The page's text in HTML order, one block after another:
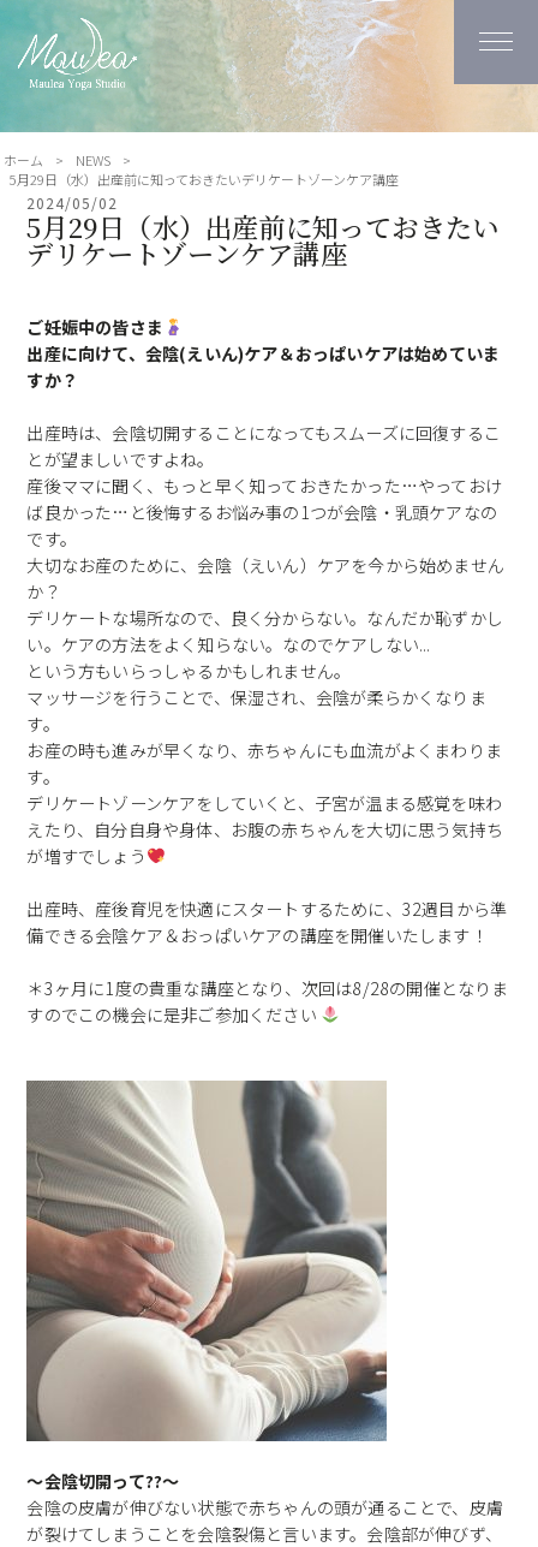
ホーム > NEWS
>
5月29日（水）出産前に知っておきたいデリケートゾーンケア講座
2024/05/02
5月29日（水）出産前に知っておきたい
デリケートゾーンケア講座
ご妊娠中の皆さま
出産に向けて、会陰(えいん)ケア＆おっぱいケアは始めていま
すか？
出産時は、会陰切開することになってもスムーズに回復するこ
とが望ましいですよね。
産後ママに聞く、もっと早く知っておきたかった…やっておけ
ば良かった…と後悔するお悩み事の1つが会陰・乳頭ケアなの
です。
大切なお産のために、会陰（えいん）ケアを今から始めません
か？
デリケートな場所なので、良く分からない。なんだか恥ずかし
い。ケアの方法をよく知らない。なのでケアしない...
という方もいらっしゃるかもしれません。
マッサージを行うことで、保湿され、会陰が柔らかくなりま
す。
お産の時も進みが早くなり、赤ちゃんにも血流がよくまわりま
す。
デリケートゾーンケアをしていくと、子宮が温まる感覚を味わ
えたり、自分自身や身体、お腹の赤ちゃんを大切に思う気持ち
が増すでしょう
出産時、産後育児を快適にスタートするために、32週目から準
備できる会陰ケア＆おっぱいケアの講座を開催いたします！
＊3ヶ月に1度の貴重な講座となり、次回は8/28の開催となりま
すのでこの機会に是非ご参加ください ︎
〜会陰切開って??〜
会陰の皮膚が伸びない状態で赤ちゃんの頭が通ることで、皮膚
が裂けてしまうことを会陰裂傷と言います。会陰部が伸びず、